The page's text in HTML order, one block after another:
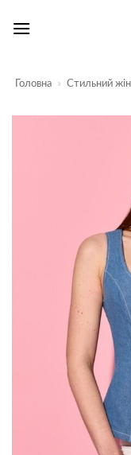
Головна » Стильний